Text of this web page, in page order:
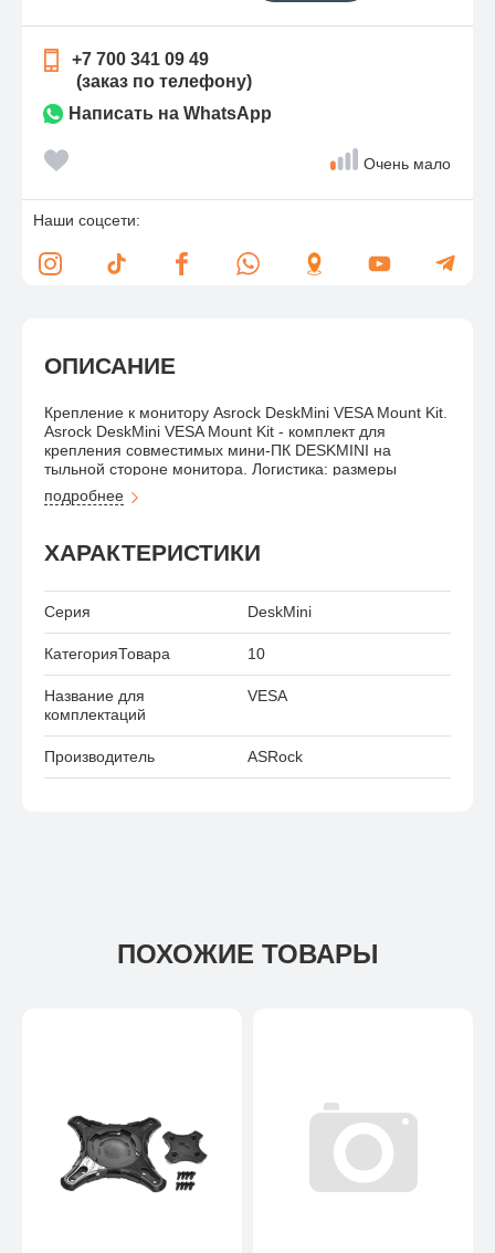
ОПИСАНИЕ
Крепление к монитору Asrock DeskMini VESA Mount Kit.
Asrock DeskMini VESA Mount Kit - комплект для
крепления совместимых мини-ПК DESKMINI на
тыльной стороне монитора. Логистика: размеры
упаковки - 25.5 x 18 x 1.5 см; вес брутто - 0.063 кг.
подробнее
ХАРАКТЕРИСТИКИ
Серия DeskMini
КатегорияТовара 10
Название для
комплектаций
VESA
Производитель ASRock
+7 700 341 09 49
(заказ по телефону)
Написать на WhatsApp
Очень мало
Наши соцсети:
ПОХОЖИЕ ТОВАРЫ